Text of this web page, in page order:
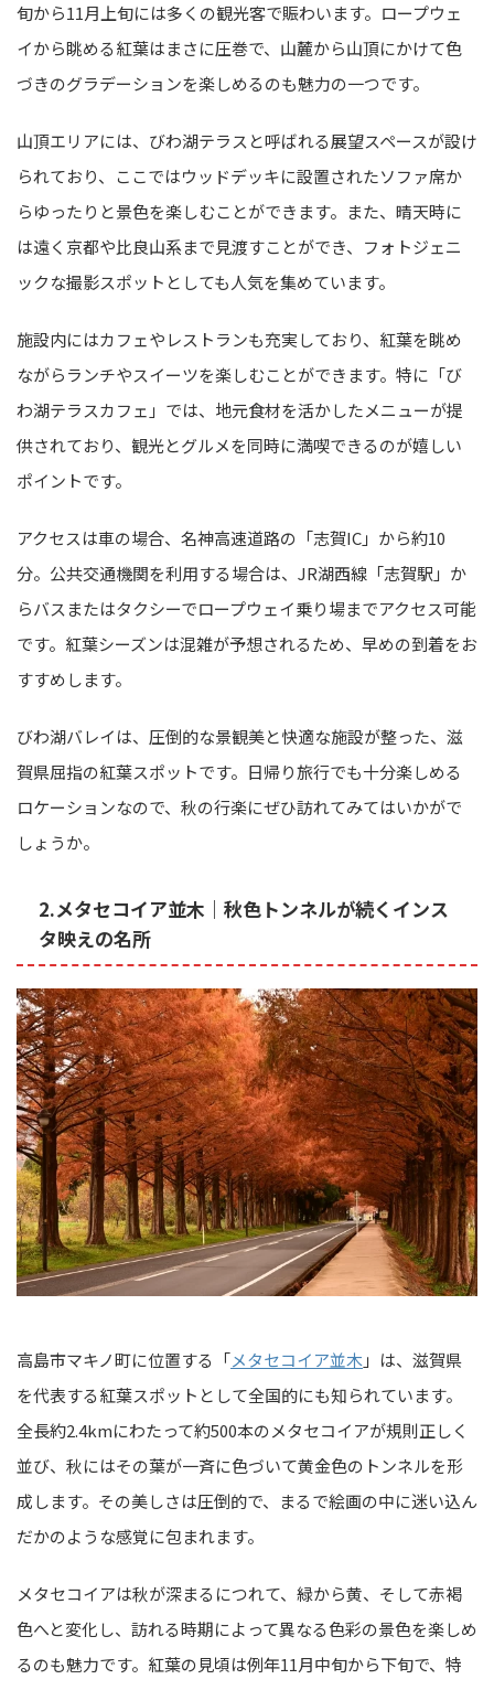
旬から11月上旬には多くの観光客で賑わいます。ロープウェ
イから眺める紅葉はまさに圧巻で、山麓から山頂にかけて色
づきのグラデーションを楽しめるのも魅力の一つです。
山頂エリアには、びわ湖テラスと呼ばれる展望スペースが設け
られており、ここではウッドデッキに設置されたソファ席か
らゆったりと景色を楽しむことができます。また、晴天時に
は遠く京都や比良山系まで見渡すことができ、フォトジェニ
ックな撮影スポットとしても人気を集めています。
施設内にはカフェやレストランも充実しており、紅葉を眺め
ながらランチやスイーツを楽しむことができます。特に「び
わ湖テラスカフェ」では、地元食材を活かしたメニューが提
供されており、観光とグルメを同時に満喫できるのが嬉しい
ポイントです。
アクセスは車の場合、名神高速道路の「志賀IC」から約10
分。公共交通機関を利用する場合は、JR湖西線「志賀駅」か
らバスまたはタクシーでロープウェイ乗り場までアクセス可能
です。紅葉シーズンは混雑が予想されるため、早めの到着をお
すすめします。
びわ湖バレイは、圧倒的な景観美と快適な施設が整った、滋
賀県屈指の紅葉スポットです。日帰り旅行でも十分楽しめる
ロケーションなので、秋の行楽にぜひ訪れてみてはいかがで
しょうか。
2.メタセコイア並木｜秋色トンネルが続くインス
タ映えの名所
高島市マキノ町に位置する「メタセコイア並木」は、滋賀県
を代表する紅葉スポットとして全国的にも知られています。
全長約2.4kmにわたって約500本のメタセコイアが規則正しく
並び、秋にはその葉が一斉に色づいて黄金色のトンネルを形
成します。その美しさは圧倒的で、まるで絵画の中に迷い込ん
だかのような感覚に包まれます。
メタセコイアは秋が深まるにつれて、緑から黄、そして赤褐
色へと変化し、訪れる時期によって異なる色彩の景色を楽しめ
るのも魅力です。紅葉の見頃は例年11月中旬から下旬で、特